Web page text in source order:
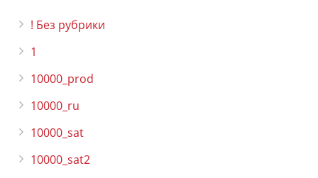
! Без рубрики
1
10000_prod
10000_ru
10000_sat
10000_sat2